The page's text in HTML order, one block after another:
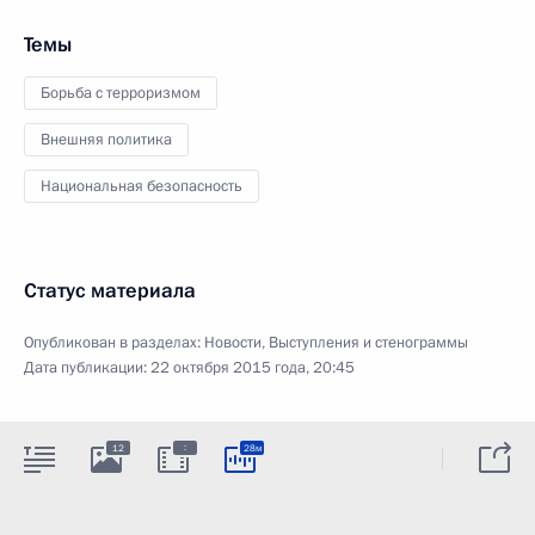
Темы
Борьба с терроризмом
Внешняя политика
Национальная безопасность
Статус материала
Опубликован в разделах: Новости, Выступления и стенограммы
Дата публикации:22 октября 2015 года, 20:45
12 : 28м